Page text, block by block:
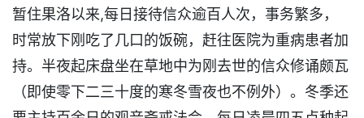
暂住果洛以来,每日接待信众逾百人次，事务繁多，
时常放下刚吃了几口的饭碗，赶往医院为重病患者加
持。半夜起床盘坐在草地中为刚去世的信众修诵颇瓦
（即使零下二三十度的寒冬雪夜也不例外）。冬季还